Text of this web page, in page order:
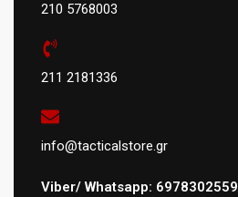
210 5768003
211 2181336
info@tacticalstore.gr
Viber/ Whatsapp: 6978302559